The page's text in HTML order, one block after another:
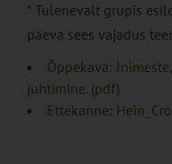
* Tulenevalt grupis
päeva sees vajadus
Õppekava:
juhtimine. (pdf)
Ettekanne: